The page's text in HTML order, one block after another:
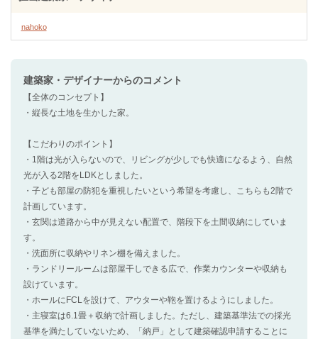
nahoko
建築家・デザイナーからのコメント
【全体のコンセプト】
・縦長な土地を生かした家。
【こだわりのポイント】
・1階は光が入らないので、リビングが少しでも快適になるよう、自然
光が入る2階をLDKとしました。
・子ども部屋の防犯を重視したいという希望を考慮し、こちらも2階で
計画しています。
・玄関は道路から中が見えない配置で、階段下を土間収納にしていま
す。
・洗面所に収納やリネン棚を備えました。
・ランドリールームは部屋干しできる広で、作業カウンターや収納も
設けています。
・ホールにFCLを設けて、アウターや鞄を置けるようにしました。
・主寝室は6.1畳＋収納で計画しました。ただし、建築基準法での採光
基準を満たしていないため、「納戸」として建築確認申請することに